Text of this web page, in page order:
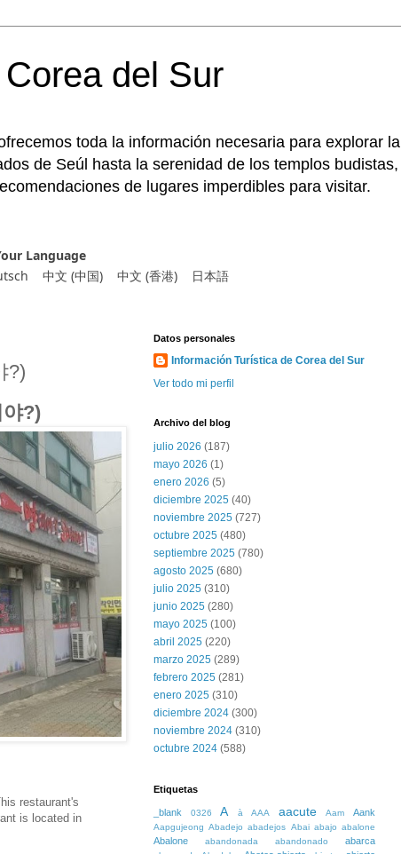
del Sur
toda la información necesaria para explorar la
de Seúl hasta la serenidad de los templos budistas,
de lugares imperdibles para visitar.
Language
中文 (中国) 中文 (香港) 日本語
?)
?)
restaurant's
is located in
Datos personales
Información Turística de Corea del Sur
Ver todo mi perfil
Archivo del blog
julio 2026 (187)
mayo 2026 (1)
enero 2026 (5)
diciembre 2025 (40)
noviembre 2025 (727)
octubre 2025 (480)
septiembre 2025 (780)
agosto 2025 (680)
julio 2025 (310)
junio 2025 (280)
mayo 2025 (100)
abril 2025 (220)
marzo 2025 (289)
febrero 2025 (281)
enero 2025 (310)
diciembre 2024 (300)
noviembre 2024 (310)
octubre 2024 (588)
Etiquetas
_blank 0326 A à AAA aacute Aam Aank
Aapgujeong Abadejo abadejos Abai abajo abalone
Abalone abandonada abandonado abarca